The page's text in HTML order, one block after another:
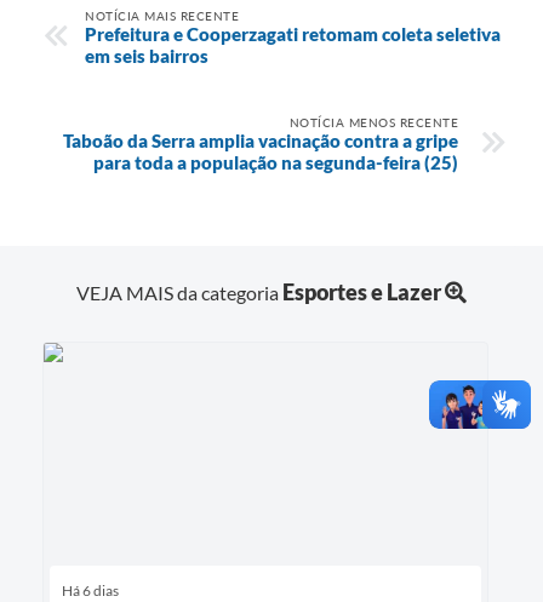
NOTÍCIA MAIS RECENTE
Prefeitura e Cooperzagati retomam coleta seletiva
em seis bairros
NOTÍCIA MENOS RECENTE
Taboão da Serra amplia vacinação contra a gripe
para toda a população na segunda-feira (25)
VEJA MAIS da categoria Esportes e Lazer
Há 6 dias